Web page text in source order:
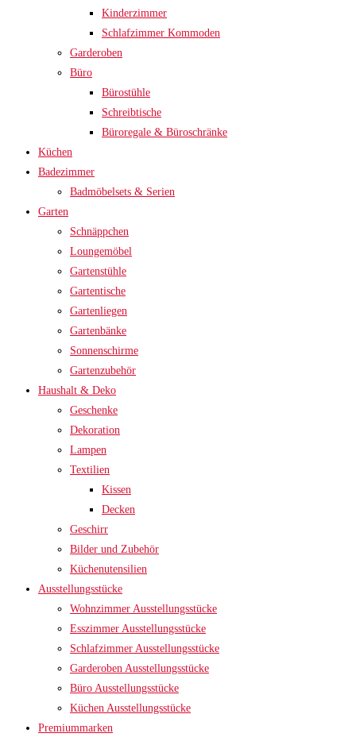
Kinderzimmer
Schlafzimmer Kommoden
Garderoben
Büro
Bürostühle
Schreibtische
Büroregale & Büroschränke
Küchen
Badezimmer
Badmöbelsets & Serien
Garten
Schnäppchen
Loungemöbel
Gartenstühle
Gartentische
Gartenliegen
Gartenbänke
Sonnenschirme
Gartenzubehör
Haushalt & Deko
Geschenke
Dekoration
Lampen
Textilien
Kissen
Decken
Geschirr
Bilder und Zubehör
Küchenutensilien
Ausstellungsstücke
Wohnzimmer Ausstellungsstücke
Esszimmer Ausstellungsstücke
Schlafzimmer Ausstellungsstücke
Garderoben Ausstellungsstücke
Büro Ausstellungsstücke
Küchen Ausstellungsstücke
Premiummarken